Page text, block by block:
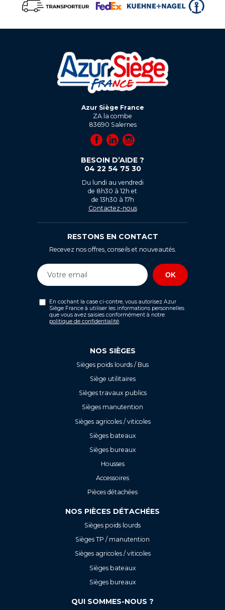
Azur Siège France
ZA la combe
83690 Salernes
BESOIN D’AIDE ?
04 22 54 75 30
Du lundi au vendredi
de 8h30 à 12h et
de 13h30 à 17h
Contactez-nous
RESTONS EN CONTACT
Recevez nos offres, conseils et nouveautés.
En cochant la case ci-contre, vous autorisez Azur
Siège France à utiliser les informations personnelles
que vous avez saisies conformément à notre
politique de confidentialité.
NOS SIÈGES
Sièges poids lourds / Bus
Siège utilitaires
Sièges travaux publics
Sièges manutention
Sièges agricoles / viticoles
Sièges bateaux
Sièges bureaux
Housses
Accessoires
Pièces détachées
NOS PIÈCES DÉTACHÉES
Sièges poids lourds
Sièges TP / manutention
Sièges agricoles / viticoles
Sièges bateaux
Sièges bureaux
QUI SOMMES-NOUS ?